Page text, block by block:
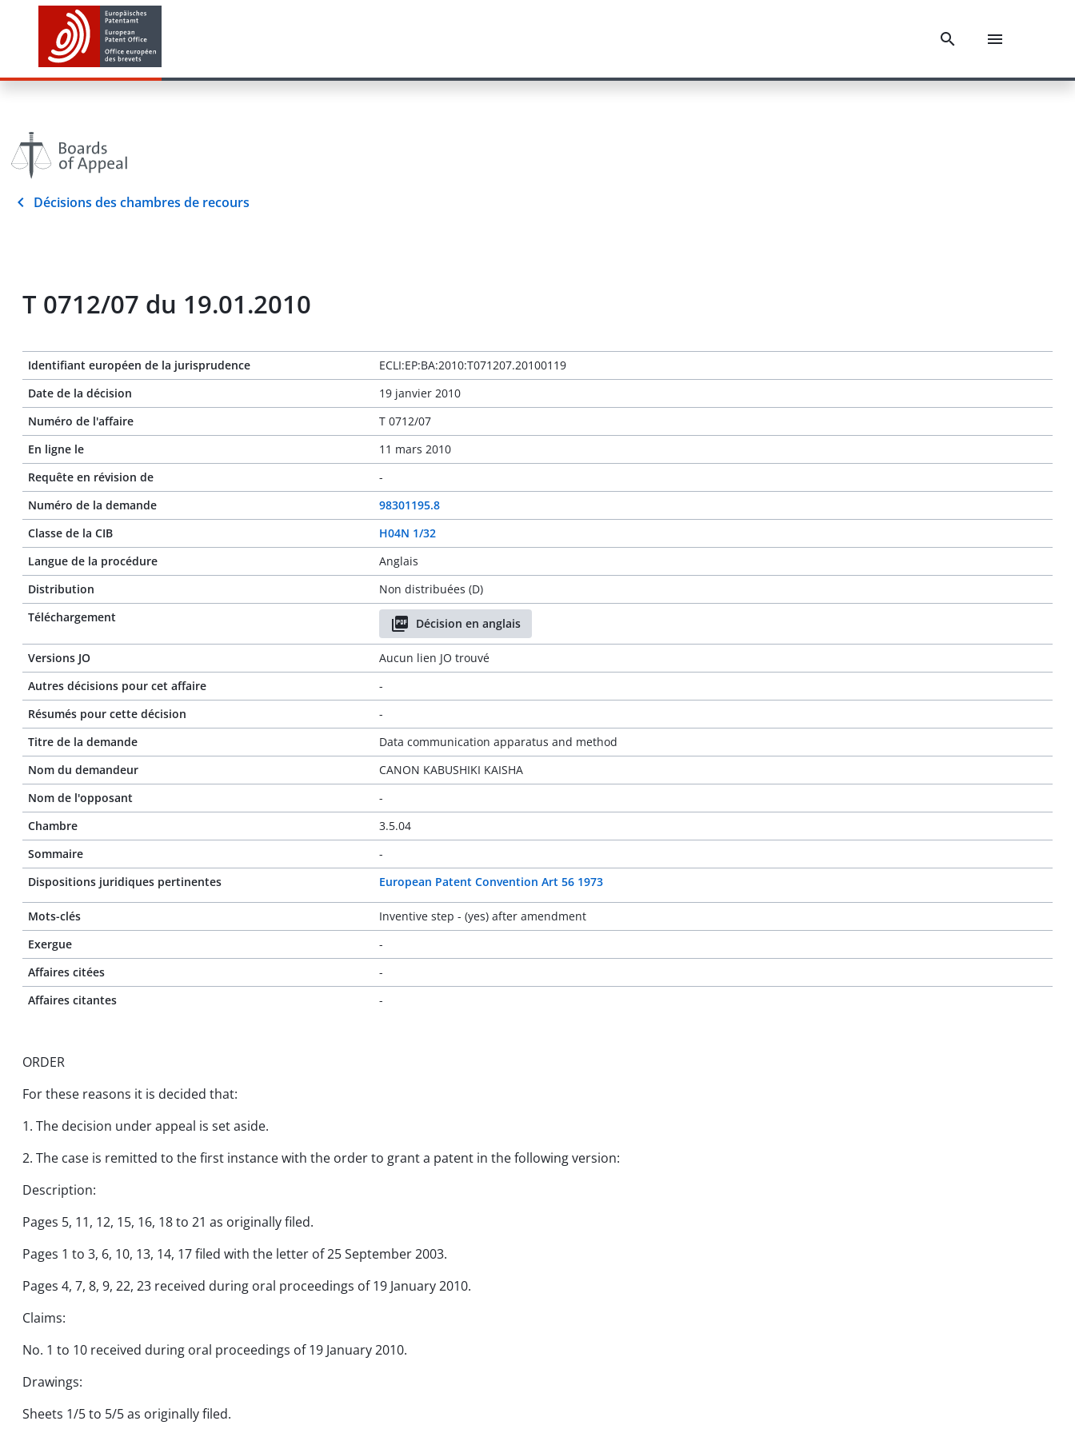
Décisions des chambres de recours
T 0712/07 du 19.01.2010
Identifiant européen de la jurisprudence
ECLI:EP:BA:2010:T071207.20100119
Date de la décision
19 janvier 2010
Numéro de l'affaire
T 0712/07
En ligne le
11 mars 2010
Requête en révision de
-
Numéro de la demande
98301195.8
Classe de la CIB
H04N 1/32
Langue de la procédure
Anglais
Distribution
Non distribuées (D)
Téléchargement
Décision en anglais
Versions JO
Aucun lien JO trouvé
Autres décisions pour cet affaire
-
Résumés pour cette décision
-
Titre de la demande
Data communication apparatus and method
Nom du demandeur
CANON KABUSHIKI KAISHA
Nom de l'opposant
-
Chambre
3.5.04
Sommaire
-
Dispositions juridiques pertinentes
European Patent Convention Art 56 1973
Mots-clés
Inventive step - (yes) after amendment
Exergue
-
Affaires citées
-
Affaires citantes
-
ORDER
For these reasons it is decided that:
1. The decision under appeal is set aside.
2. The case is remitted to the first instance with the order to grant a patent in the following version:
Description:
Pages 5, 11, 12, 15, 16, 18 to 21 as originally filed.
Pages 1 to 3, 6, 10, 13, 14, 17 filed with the letter of 25 September 2003.
Pages 4, 7, 8, 9, 22, 23 received during oral proceedings of 19 January 2010.
Claims:
No. 1 to 10 received during oral proceedings of 19 January 2010.
Drawings:
Sheets 1/5 to 5/5 as originally filed.